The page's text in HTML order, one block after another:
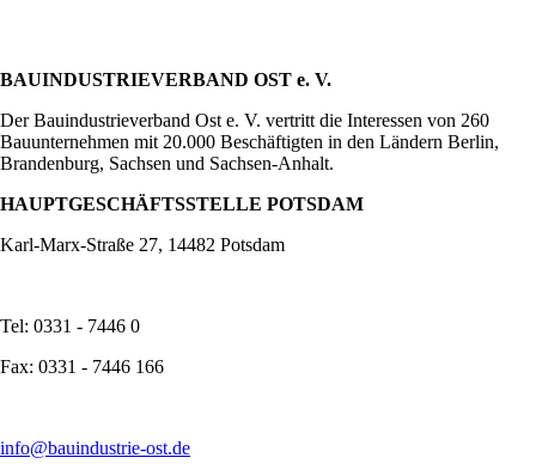
BAUINDUSTRIEVERBAND OST e. V.
Der Bauindustrieverband Ost e. V. vertritt die Interessen von 260
Bauunternehmen mit 20.000 Beschäftigten in den Ländern Berlin,
Brandenburg, Sachsen und Sachsen-Anhalt.
HAUPTGESCHÄFTSSTELLE POTSDAM
Karl-Marx-Straße 27, 14482 Potsdam
Tel: 0331 - 7446 0
Fax: 0331 - 7446 166
info@bauindustrie-ost.de